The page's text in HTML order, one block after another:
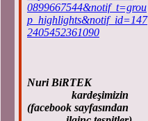
0899667544&notif_t=grou
p_highlights&notif_id=147
2405452361090
Nuri BiRTEK
kardeşimizin
(facebook sayfasından